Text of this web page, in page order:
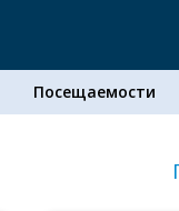
Посещаемости